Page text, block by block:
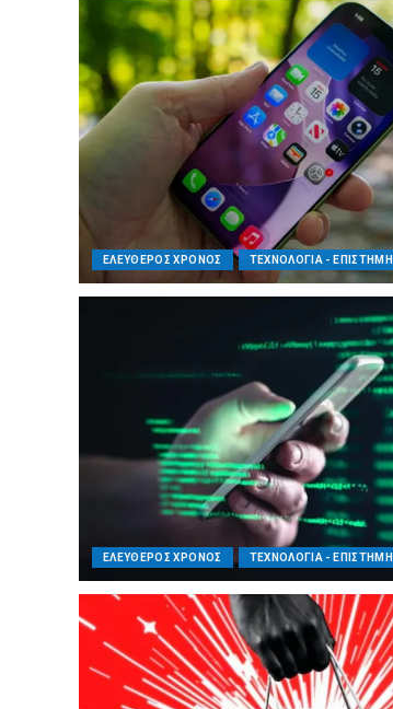
ΕΛΕΥΘΕΡΟΣ ΧΡΟΝΟΣ ΤΕΧΝΟΛΟΓΙΑ - ΕΠΙΣΤΗΜΗ
ΕΛΕΥΘΕΡΟΣ ΧΡΟΝΟΣ ΤΕΧΝΟΛΟΓΙΑ - ΕΠΙΣΤΗΜΗ